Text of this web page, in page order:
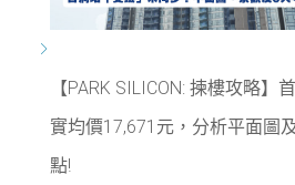
【PARK SILICON: 揀樓攻略】
實均價17,671元，分析平面圖
點!